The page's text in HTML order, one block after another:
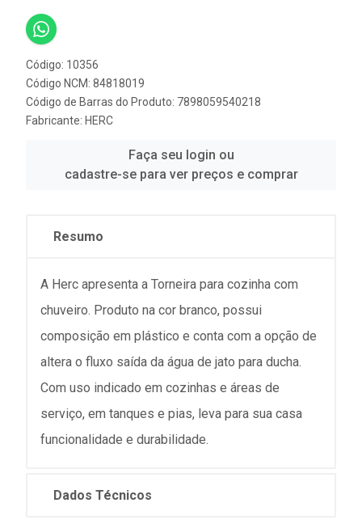
Código: 10356
Código NCM: 84818019
Código de Barras do Produto: 7898059540218
Fabricante: HERC
Faça seu login ou
cadastre-se para ver preços e comprar
Resumo
A Herc apresenta a Torneira para cozinha com
chuveiro. Produto na cor branco, possui
composição em plástico e conta com a opção de
altera o fluxo saída da água de jato para ducha.
Com uso indicado em cozinhas e áreas de
serviço, em tanques e pias, leva para sua casa
funcionalidade e durabilidade.
Dados Técnicos